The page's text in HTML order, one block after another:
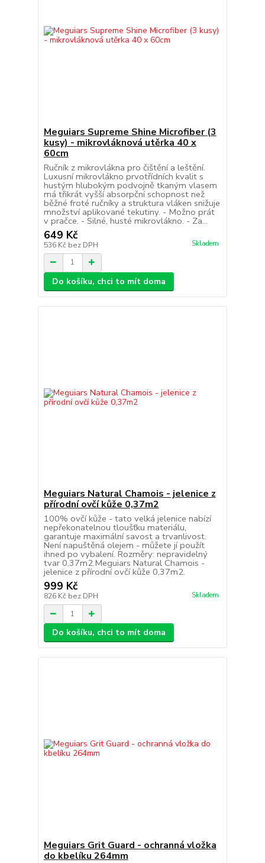
Meguiars Supreme Shine Microfiber (3
kusy) - mikrovláknová utěrka 40 x
60cm
Ručník z mikrovlákna pro čištění a leštění.
Luxusní mikrovlákno prvotřídních kvalit s
hustým hlubokým podvojně tkaným vlasem
má třikrát vyšší absorpční schopnost než
běžné froté ručníky a struktura vláken snižuje
množství aplikované tekutiny. - Možno prát
v pračce. - Silné, husté mikrovlákno. - Za...
649 Kč
536 Kč bez DPH Skladem
Do košíku, chci to mít doma
Meguiars Natural Chamois - jelenice z
přírodní ovčí kůže 0,37m2
100% ovčí kůže - tato velká jelenice nabízí
nepřekonatelnou tloušťku materiálu,
garantuje maximální savost a trvanlivost.
Není napuštěná olejem - můžete jí použít
ihned po vybalení. Rozměry: nepravidelný
tvar 0,37m2.Meguiars Natural Chamois -
jelenice z přírodní ovčí kůže 0,37m2.
999 Kč
826 Kč bez DPH Skladem
Do košíku, chci to mít doma
Meguiars Grit Guard - ochranná vložka
do kbelíku 264mm